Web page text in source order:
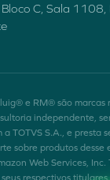
C, Sala 1108,
e RM® são marcas
independente,
TOTVS S.A., e presta
sobre produtos desse
Web Services, Inc.
respectivos titulares.